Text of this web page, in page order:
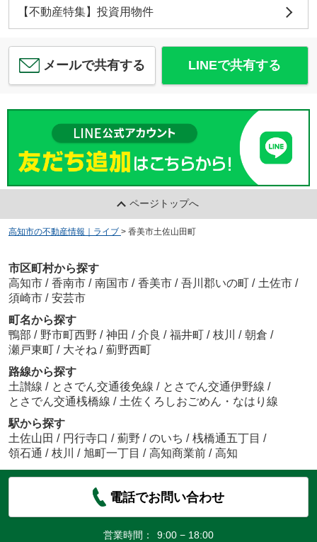
【不動産特集】投資用物件
メールで共有する LINEで共有する
ページトップへ
高知市の不動産情報｜ライブ > 香美市土佐山田町
市区町村から探す
高知市 / 香南市 / 南国市 / 香美市 / 吾川郡いの町 / 土佐市 /
須崎市 / 安芸市
町名から探す
鴨部 / 野市町西野 / 神田 / 介良 / 福井町 / 枝川 / 朝倉 /
瀬戸東町 / 大そね / 薊野西町
路線から探す
土讃線 / とさでん交通後免線 / とさでん交通伊野線 /
とさでん交通桟橋線 / 土佐くろしおごめん・なはり線
駅から探す
土佐山田 / 円行寺口 / 薊野 / のいち / 桟橋通五丁目 /
領石通 / 枝川 / 旭町一丁目 / 高知商業前 / 高知
電話でお問い合わせ
営業時間： 9:00 − 18:00